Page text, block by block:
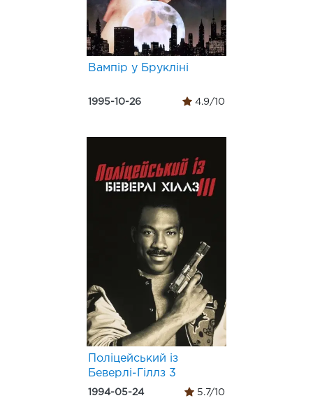
Вампір у Брукліні
1995-10-26 4.9/10
Поліцейський із
Беверлі-Гіллз 3
1994-05-24 5.7/10